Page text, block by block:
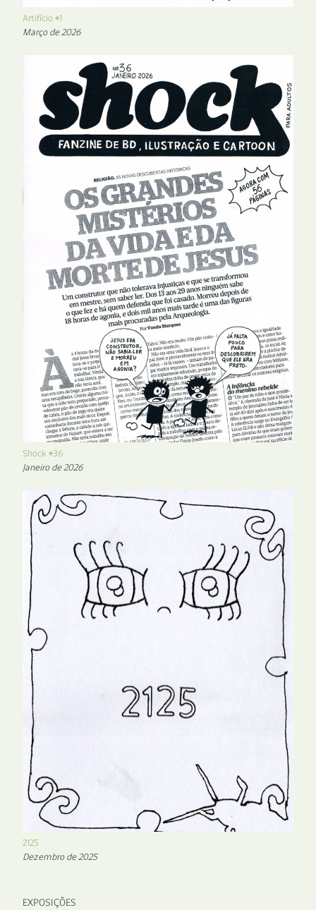
Artifício #1
Março de 2026
Shock #36
Janeiro de 2026
2125
Dezembro de 2025
EXPOSIÇÕES